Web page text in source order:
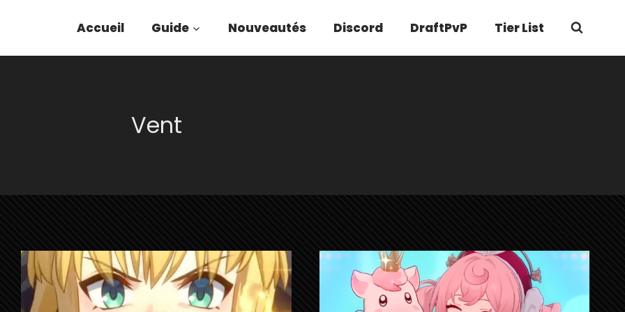
Accueil Guide Nouveautés Discord DraftPvP Tier List
Vent